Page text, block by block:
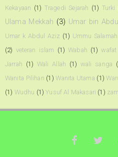
Kekayaan (1) Tragedi Sejarah (1) Turki
Ulama Mekkah (3) Umar bin
Umar k Abdul Aziz (1) Ummu Salamah
(2) veteran islam (1) Wabah (1)
Jarrah (1) Wali Allah (1) wali sanga
Wanita Pilihan (1) Wanita Utama (1)
(1) Wudhu (1) Yusuf Al Makasari (1)